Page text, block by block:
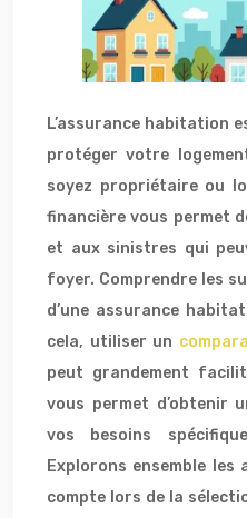
L’assurance habitation
protéger votre
soyez propriétaire ou
financière vous permet
et aux sinistres qui
foyer. Comprendre les
d’une assurance
cela, utiliser un
peut grandement
vous permet d’obtenir
vos besoins
Explorons ensemble
compte lors de la